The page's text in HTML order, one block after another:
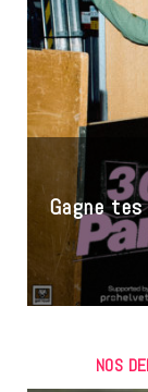
Gagne
NOS